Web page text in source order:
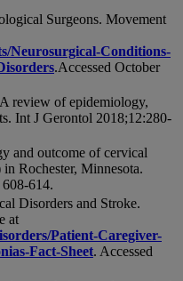
Surgeons. Movement
Neurosurgical-Conditions-
.Accessed October
review of epidemiology,
Int J Gerontol 2018;12:280-
and outcome of cervical
Rochester, Minnesota.
614.
Disorders and Stroke.
at
Patient-Caregiver-
Fact-Sheet. Accessed